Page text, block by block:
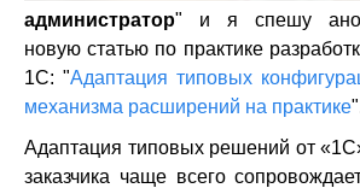
администратор" и я спешу
новую статью по практике
1С: "Адаптация типовых
механизма расширений на практике
Адаптация типовых решений от
заказчика чаще всего